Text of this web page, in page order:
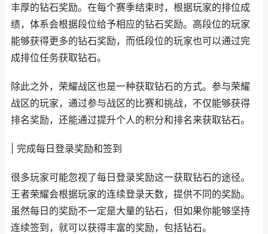
丰厚的钻石奖励。在每个赛季结束时，根据玩家的排位成
绩，体系会根据段位给予相应的钻石奖励。高段位的玩家
能够获得更多的钻石奖励，而低段位的玩家也可以通过完
成排位任务获取钻石。
除此之外，荣耀战区也是一种获取钻石的方式。参与荣耀
战区的玩家，通过参与战区的比赛和挑战，不仅能够获得
排名奖励，还能通过提升个人的积分和排名来获取钻石。
| 完成每日登录奖励和签到
很多玩家可能忽视了每日登录奖励这一获取钻石的途径。
王者荣耀会根据玩家的连续登录天数，提供不同的奖励。
虽然每日的奖励不一定是大量的钻石，但如果你能够坚持
连续签到，就可以获得丰富的奖励，包括钻石。